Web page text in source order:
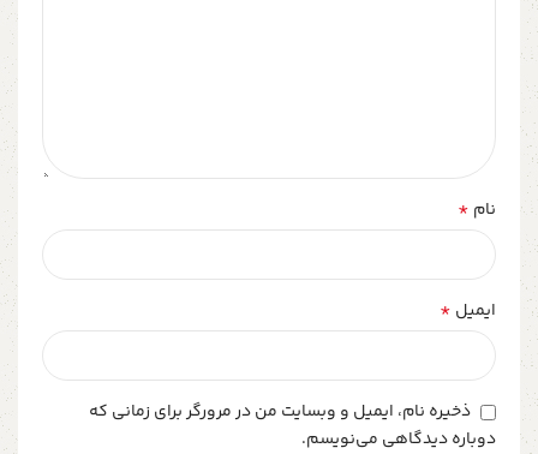
نام *
ایمیل *
ذخیره نام، ایمیل و وبسایت من در مرورگر برای زمانی که
دوباره دیدگاهی می‌نویسم.